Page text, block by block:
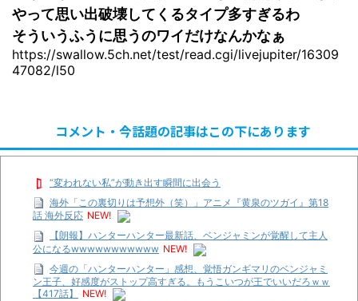
やって思い出破壊してくるタイプ多すぎるわ
そういうふうに思うのワイだけなんかなぁ
https://swallow.5ch.net/test/read.cgi/livejupiter/16309
47082/l50
コメント・今話題の記事はこの下にあります
“変われない私”が動き出す瞬間に出会う
海外「この裏切りは予想外（笑）」アニメ『黄泉のツガイ』第18
話 海外反応 NEW!
【朗報】ハンターハンター最新話、ベンジャミンが覚醒して主人
公になるwwwwwwwwwww NEW!
今週の「ハンターハンター」感想、覚悟ガンギマリのベンジャミ
ン王子、好感度がストップ高すぎる。もうこいつが王でいいだろｗｗ
【417話】
NEW!